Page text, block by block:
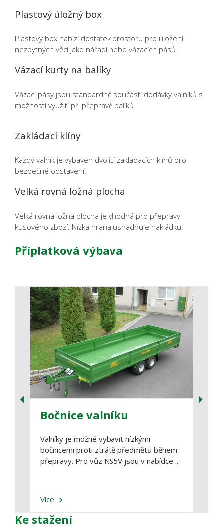
Plastový úložný box
Plastový box nabízí dostatek prostoru pro uložení
nezbytných věcí jako nářadí nebo vázacích pásů.
Vázací kurty na balíky
Vázací pásy jsou standardně součástí dodávky valníků s
možností využití při přepravě balíků.
Zakládací klíny
Každý valník je vybaven dvojicí zakládacích klínů pro
bezpečné odstavení.
Velká rovná ložná plocha
Velká rovná ložná plocha je vhodná pro přepravy
kusového zboží. Nízká hrana usnadňuje nakládku.
Příplatková výbava
Bočnice valníku
Valníky je možné vybavit nízkými
bočnicemi proti ztrátě předmětů během
přepravy. Pro vůz NS5V jsou v nabídce ...
Více
Ke stažení